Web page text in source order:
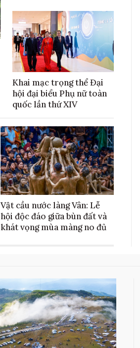
Khai mạc trọng thể Đại
hội đại biểu Phụ nữ toàn
quốc lần thứ XIV
Vật cầu nước làng Vân: Lễ
hội độc đáo giữa bùn đất và
khát vọng mùa màng no đủ